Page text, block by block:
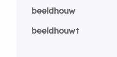
beeldhouw
beeldhouwt